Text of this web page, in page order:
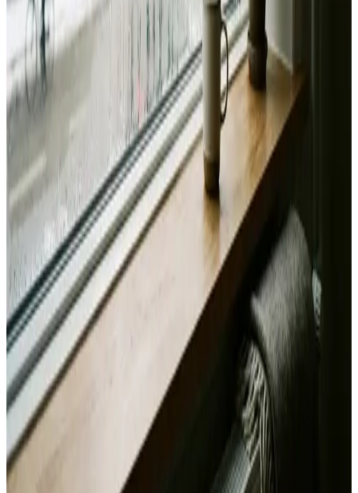
Alle mærker og systemer
Indhent tilbud Ring